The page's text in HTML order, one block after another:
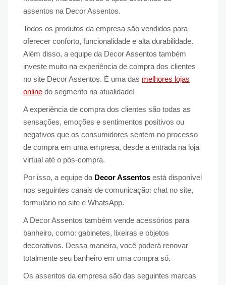
assentos na Decor Assentos.
Todos os produtos da empresa são vendidos para
oferecer conforto, funcionalidade e alta durabilidade.
Além disso, a equipe da Decor Assentos também
investe muito na experiência de compra dos clientes
no site Decor Assentos. É uma das melhores lojas
online do segmento na atualidade!
A experiência de compra dos clientes são todas as
sensações, emoções e sentimentos positivos ou
negativos que os consumidores sentem no processo
de compra em uma empresa, desde a entrada na loja
virtual até o pós-compra.
Por isso, a equipe da Decor Assentos está disponível
nos seguintes canais de comunicação: chat no site,
formulário no site e WhatsApp.
A Decor Assentos também vende acessórios para
banheiro, como: gabinetes, lixeiras e objetos
decorativos. Dessa maneira, você poderá renovar
totalmente seu banheiro em uma compra só.
Os assentos da empresa são das seguintes marcas